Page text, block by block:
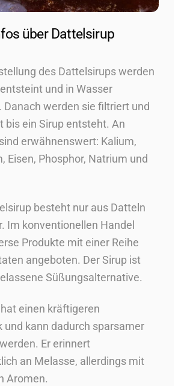
über Dattelsirup
des Dattelsirups werden
und in Wasser
Danach werden sie filtriert und
bis ein Sirup entsteht. An
erwähnenswert: Kalium,
Eisen, Phosphor, Natrium und
besteht nur aus Datteln
Im konventionellen Handel
Produkte mit einer Reihe
angeboten. Der Sirup ist
Süßungsalternative.
einen kräftigeren
und kann dadurch sparsamer
Er erinnert
an Melasse, allerdings mit
Aromen.